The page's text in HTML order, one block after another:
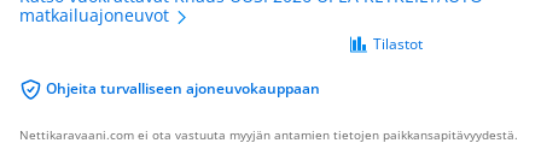
matkailuajoneuvot
Ohjeita turvalliseen ajoneuvokauppaan
Tilastot
Nettikaravaani.com ei ota vastuuta myyjän antamien tietojen paikkansapitävyydestä.